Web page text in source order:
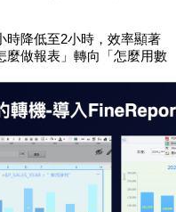
時降低至2小時，效率顯著
麼做報表」轉向「怎麼用數